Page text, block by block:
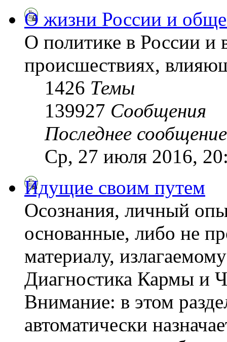
О жизни России и
О политике в России и
происшествиях,
1426 Темы
139927 Сообщения
Последнее сообщение
Ср, 27 июля 2016,
Идущие своим путем
Осознания, личный
основанные, либо не
материалу,
Диагностика Кармы и
Внимание: в этом
автоматически